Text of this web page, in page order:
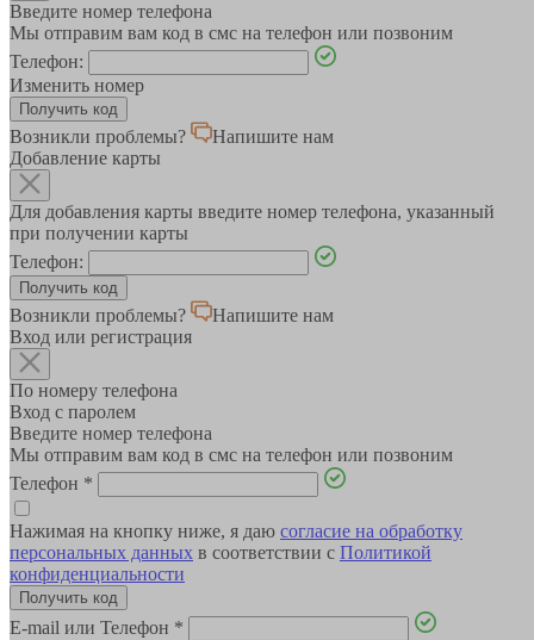
Введите номер телефона
Мы отправим вам код в смс на телефон или позвоним
Телефон:
Изменить номер
Возникли проблемы?
Напишите нам
Добавление карты
Для добавления карты введите номер телефона, указанный
при получении карты
Телефон:
Возникли проблемы?
Напишите нам
Вход или регистрация
По номеру телефона
Вход с паролем
Введите номер телефона
Мы отправим вам код в смс на телефон или позвоним
Телефон *
Нажимая на кнопку ниже, я даю согласие на обработку
персональных данных в соответствии с Политикой
конфиденциальности
E-mail или Телефон *